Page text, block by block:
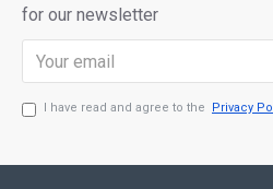
for our newsletter
I have read and agree to the Privacy